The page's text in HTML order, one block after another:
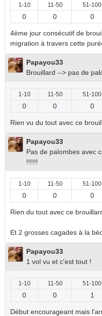
1-10 11-50 51-100
0 0 0
4ème jour consécutif de
migration à travers cette
Papayou33
Brouillard --> pas de
1-10 11-50 51-100
0 0 0
Rien vu du tout avec ce
Papayou33
Pas de palombes avec
!!!!!!
1-10 11-50 51-100
0 0 0
Rien du tout avec ce
Et 2 grosses cagades à la
Papayou33
1 vol vu et c'est tout !
1-10 11-50 51-100
0 0 1
Début encourageant mais